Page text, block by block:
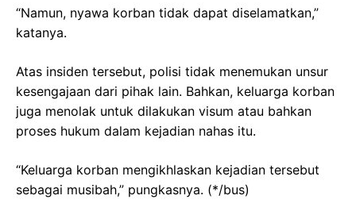
“Namun, nyawa korban tidak dapat diselamatkan,”
katanya.
Atas insiden tersebut, polisi tidak menemukan unsur
kesengajaan dari pihak lain. Bahkan, keluarga korban
juga menolak untuk dilakukan visum atau bahkan
proses hukum dalam kejadian nahas itu.
“Keluarga korban mengikhlaskan kejadian tersebut
sebagai musibah,” pungkasnya. (*/bus)